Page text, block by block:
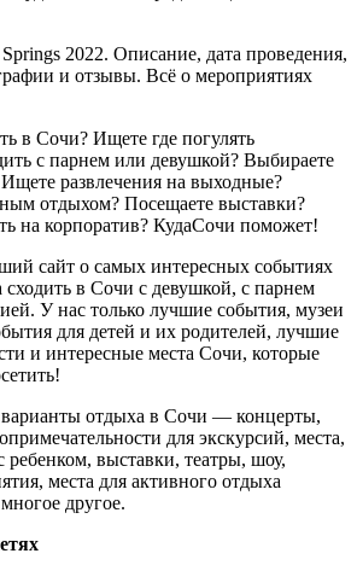
2022. Описание, дата проведения,
и отзывы. Всё о мероприятиях
в Сочи? Ищете где погулять
с парнем или девушкой? Выбираете
развлечения на выходные?
отдыхом? Посещаете выставки?
на корпоратив? КудаСочи поможет!
сайт о самых интересных событиях
в Сочи с девушкой, с парнем
У нас только лучшие события, музеи
для детей и их родителей, лучшие
и интересные места Сочи, которые
отдыха в Сочи — концерты,
для экскурсий, места,
ребенком, выставки, театры, шоу,
места для активного отдыха
другое.